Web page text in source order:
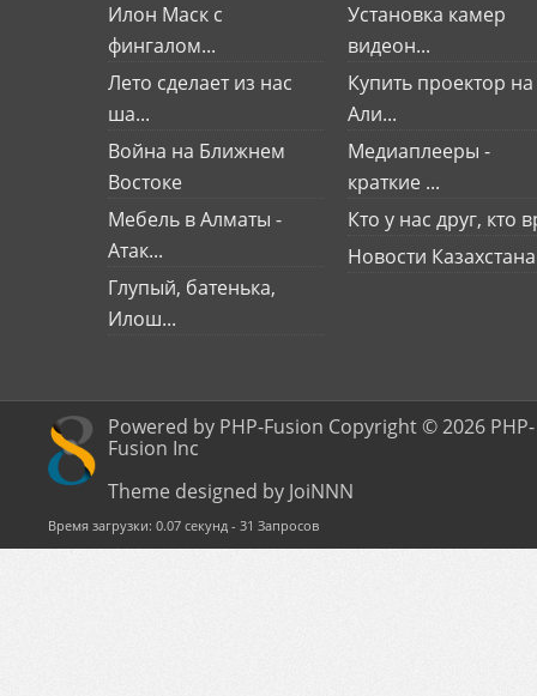
Илон Маск с
фингалом...
Лето сделает из нас
ша...
Война на Ближнем
Востоке
Мебель в Алматы -
Атак...
Глупый, батенька,
Илош...
Установка камер
видеон...
Купить проектор на
Али...
Медиаплееры -
краткие ...
Кто у нас друг, кто
Новости Казахстана
Powered by PHP-Fusion Copyright © 2026 PHP-
Fusion Inc
Theme designed by JoiNNN
Время загрузки: 0.07 секунд - 31 Запросов